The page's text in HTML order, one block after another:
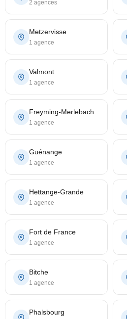
2 agences
Metzervisse
1 agence
Valmont
1 agence
Freyming-Merlebach
1 agence
Guénange
1 agence
Hettange-Grande
1 agence
Fort de France
1 agence
Bitche
1 agence
Phalsbourg